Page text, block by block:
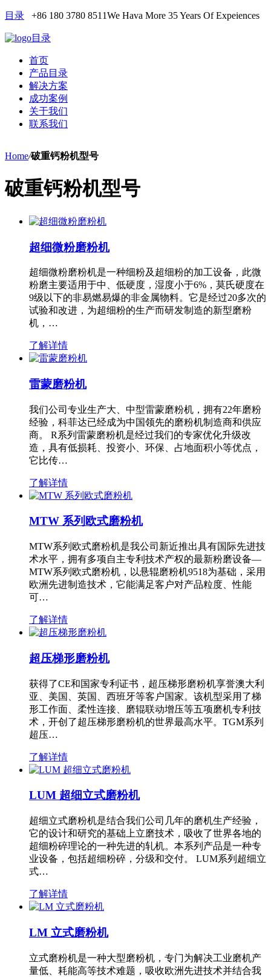
目录 +86 180 3780 8511We Hava More 35 Years Of Expeiences
目录
首页
产品目录
解决方案
成功案例
关于我们
联系我们
Home/破重钙粉机型号
破重钙粉机型号
超细微粉磨粉机
超细微粉磨粉机是一种细粉及超细粉的加工设备，此微
粉磨主要适用于中、低硬度，湿度小于6%，莫氏硬度在
9级以下的非易燃易爆的非金属物料。它是经过20多次的
试验和改进，为超细粉的生产而研发制造的新型磨粉
机，…
了解详情
雷蒙磨粉机
我们公司专业生产大、中型雷蒙磨粉机，拥有22年磨粉
经验，科菲达已经成为中国领先的磨粉机制造商和供应
商。 R系列雷蒙磨粉机是经过我们的专家优化升级改
造，具有低损耗、投资小、环保、占地面积小等优点，
它比传…
了解详情
MTW 系列欧式磨粉机
MTW系列欧式磨粉机是我公司新近推出具有国际先进技
术水平，拥有多项自主专利技术产权的最新粉磨设备—
MTW系列欧式磨粉机，以悬辊磨粉机9518为基础，采用
欧洲先进制造技术，它能满足客户对产品粒度、性能
可…
了解详情
超压梯形磨粉机
获得了CE和国家专利证书，超压梯形磨粉机享誉澳大利
亚、美国、英国、西班牙等客户国家。该机型采用了梯
形工作面、柔性连接、磨辊联动增压等五项磨机专利技
术，开创了超压梯形磨粉机的世界最高水平。TGM系列
超压…
了解详情
LUM 超细立式磨粉机
超细立式磨粉机是结合我们公司几年的磨机生产经验，
它的设计和研究的基础上立磨技术，吸收了世界各地的
超细粉碎理论的一种先进的轧机。本系列产品是一种专
业设备，包括超细粉碎，分级和交付。 LUM系列超细立
式…
了解详情
LM 立式磨粉机
立式磨粉机是一种大型磨粉机，专门为解决工业磨机产
量低、耗能高等技术难题，吸收欧洲先进技术并结合我